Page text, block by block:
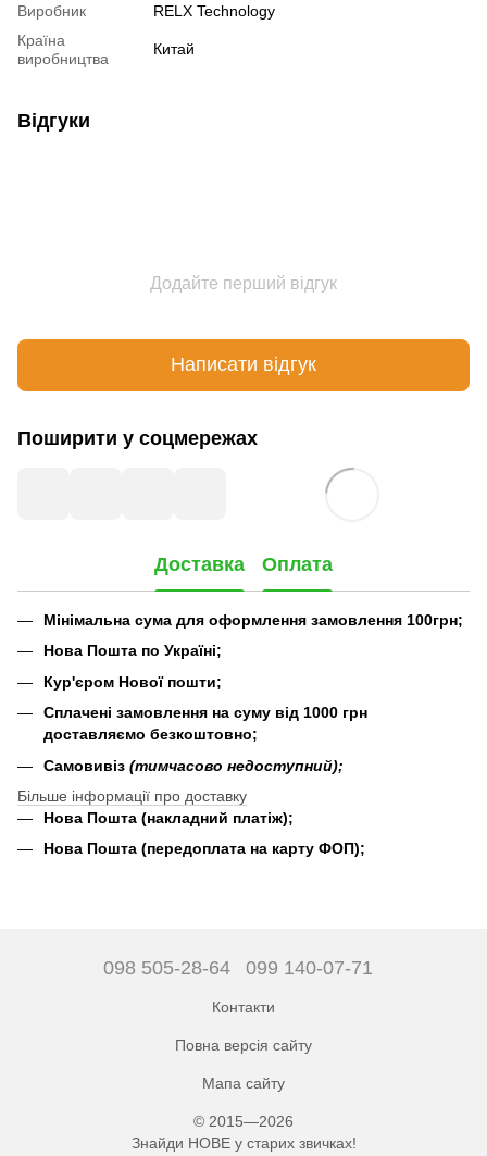
Виробник
RELX Technology
Країна
виробництва
Китай
Відгуки
Додайте перший відгук
Написати відгук
Поширити у соцмережах
Доставка Оплата
Мінімальна сума для оформлення замовлення 100грн;
Нова Пошта по Україні;
Кур'єром Нової пошти;
Сплачені замовлення на суму від 1000 грн
доставляємо безкоштовно;
Самовивіз (тимчасово недоступний);
Більше інформації про доставку
Нова Пошта (накладний платіж);
Нова Пошта (передоплата на карту ФОП);
098 505-28-64 099 140-07-71
Контакти
Повна версія сайту
Мапа сайту
© 2015—2026
Знайди НОВЕ у старих звичках!